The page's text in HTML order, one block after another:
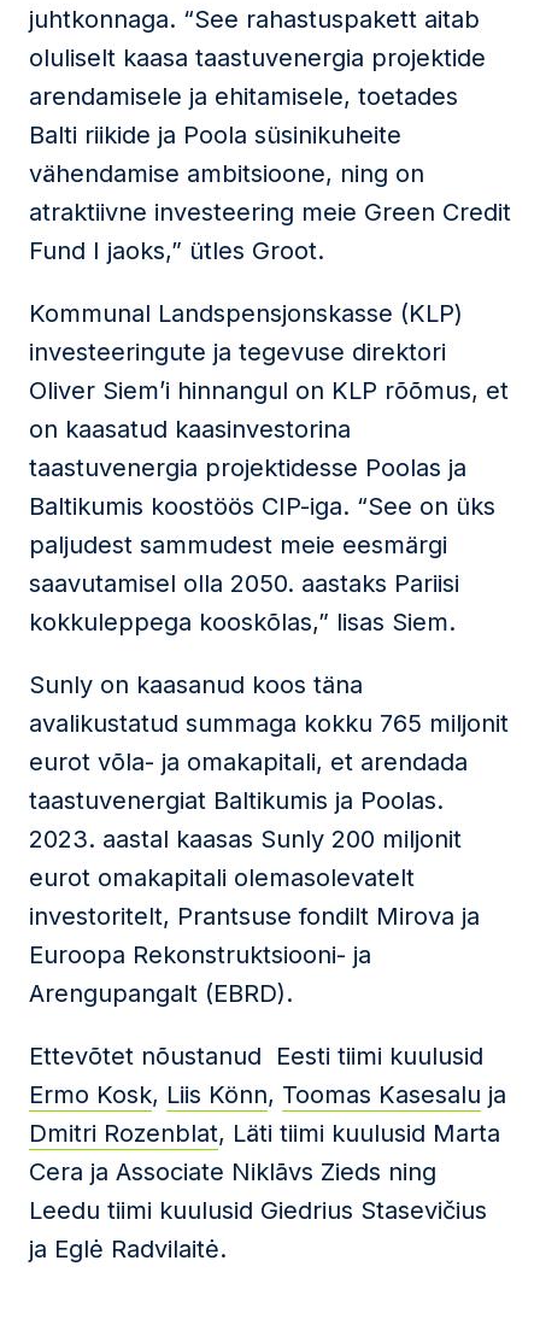
juhtkonnaga. “See rahastuspakett aitab
oluliselt kaasa taastuvenergia projektide
arendamisele ja ehitamisele, toetades
Balti riikide ja Poola süsinikuheite
vähendamise ambitsioone, ning on
atraktiivne investeering meie Green Credit
Fund I jaoks,” ütles Groot.
Kommunal Landspensjonskasse (KLP)
investeeringute ja tegevuse direktori
Oliver Siem’i hinnangul on KLP rõõmus, et
on kaasatud kaasinvestorina
taastuvenergia projektidesse Poolas ja
Baltikumis koostöös CIP-iga. “See on üks
paljudest sammudest meie eesmärgi
saavutamisel olla 2050. aastaks Pariisi
kokkuleppega kooskõlas,” lisas Siem.
Sunly on kaasanud koos täna
avalikustatud summaga kokku 765 miljonit
eurot võla- ja omakapitali, et arendada
taastuvenergiat Baltikumis ja Poolas.
2023. aastal kaasas Sunly 200 miljonit
eurot omakapitali olemasolevatelt
investoritelt, Prantsuse fondilt Mirova ja
Euroopa Rekonstruktsiooni- ja
Arengupangalt (EBRD).
Ettevõtet nõustanud Eesti tiimi kuulusid
Ermo Kosk, Liis Könn, Toomas Kasesalu ja
Dmitri Rozenblat, Läti tiimi kuulusid Marta
Cera ja Associate Niklāvs Zieds ning
Leedu tiimi kuulusid Giedrius Stasevičius
ja Eglė Radvilaitė.